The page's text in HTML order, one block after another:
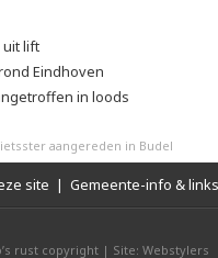
uit lift
Eindhoven
in loods
aangereden in Budel
site | Gemeente-info & links
rust copyright | Site: Webstylers